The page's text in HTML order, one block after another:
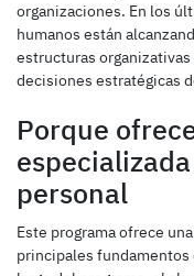
organizaciones. En los
humanos están
estructuras
decisiones estratégicas
Porque
personal
Este programa ofrece
principales fundamentos